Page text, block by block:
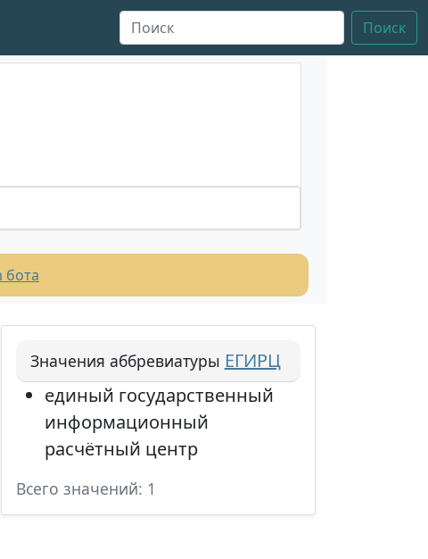
Поиск
бота
Значения аббревиатуры ЕГИРЦ
единый государственный
информационный
расчётный центр
Всего значений: 1